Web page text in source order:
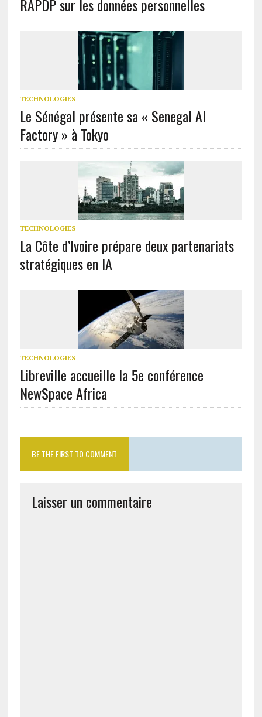
RAPDP sur les données personnelles
TECHNOLOGIES
Le Sénégal présente sa « Senegal AI
Factory » à Tokyo
TECHNOLOGIES
La Côte d’Ivoire prépare deux partenariats
stratégiques en IA
TECHNOLOGIES
Libreville accueille la 5e conférence
NewSpace Africa
BE THE FIRST TO COMMENT
Laisser un commentaire